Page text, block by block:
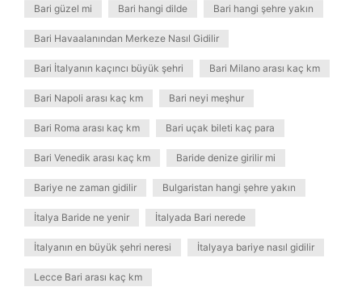
Bari güzel mi Bari hangi dilde Bari hangi şehre yakın
Bari Havaalanından Merkeze Nasıl Gidilir
Bari İtalyanın kaçıncı büyük şehri Bari Milano arası kaç km
Bari Napoli arası kaç km Bari neyi meşhur
Bari Roma arası kaç km Bari uçak bileti kaç para
Bari Venedik arası kaç km Baride denize girilir mi
Bariye ne zaman gidilir Bulgaristan hangi şehre yakın
İtalya Baride ne yenir İtalyada Bari nerede
İtalyanın en büyük şehri neresi İtalyaya bariye nasıl gidilir
Lecce Bari arası kaç km